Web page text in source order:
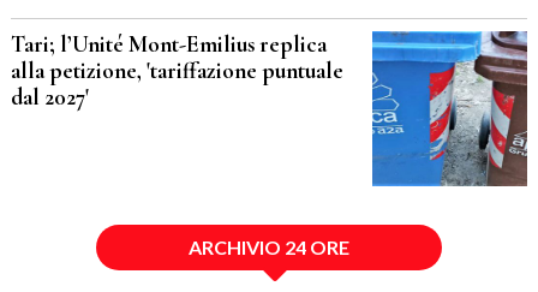
Tari; l’Unité Mont-Emilius replica
alla petizione, 'tariffazione puntuale
dal 2027'
ARCHIVIO 24 ORE